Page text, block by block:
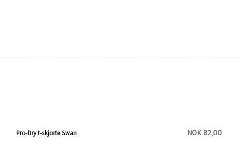
Pro-Dry t-skjorte Swan NOK 82,00